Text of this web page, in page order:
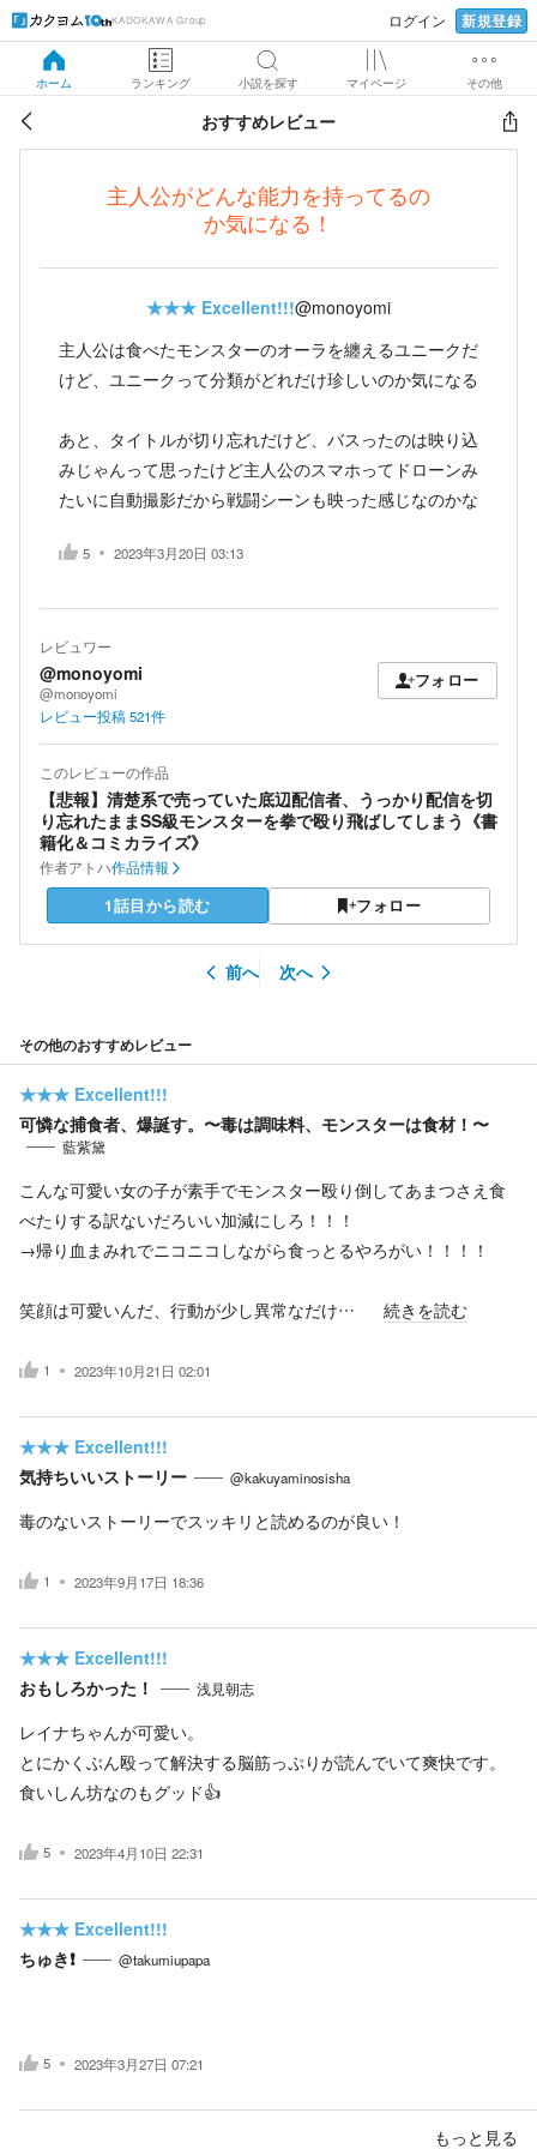
KADOKAWA Group ログイン 新規登録
ホーム ランキング 小説を探す マイページ その他
おすすめレビュー
主人公がどんな能力を持ってるの
か気になる！
★★★ Excellent!!!@monoyomi
主人公は食べたモンスターのオーラを纏えるユニークだ
けど、ユニークって分類がどれだけ珍しいのか気になる
あと、タイトルが切り忘れだけど、バスったのは映り込
みじゃんって思ったけど主人公のスマホってドローンみ
たいに自動撮影だから戦闘シーンも映った感じなのかな
5 2023年3月20日 03:13
レビュワー
@monoyomi
@monoyomi
フォロー
レビュー投稿521件
このレビューの作品
【悲報】清楚系で売っていた底辺配信者、うっかり配信を切
り忘れたままSS級モンスターを拳で殴り飛ばしてしまう《書
籍化＆コミカライズ》
作者アトハ作品情報
1話目から読む フォロー
前へ 次へ
その他のおすすめレビュー
★★★ Excellent!!!
可憐な捕食者、爆誕す。〜毒は調味料、モンスターは食材！〜
藍紫黛
こんな可愛い女の子が素手でモンスター殴り倒してあまつさえ食
べたりする訳ないだろいい加減にしろ！！！
→帰り血まみれでニコニコしながら食っとるやろがい！！！！
笑顔は可愛いんだ、行動が少し異常なだけ… 続きを読む
1 2023年10月21日 02:01
★★★ Excellent!!!
気持ちいいストーリー
@kakuyaminosisha
毒のないストーリーでスッキリと読めるのが良い！
1 2023年9月17日 18:36
★★★ Excellent!!!
おもしろかった！
浅見朝志
レイナちゃんが可愛い。
とにかくぶん殴って解決する脳筋っぷりが読んでいて爽快です。
食いしん坊なのもグッド👍
5 2023年4月10日 22:31
★★★ Excellent!!!
ちゅき❗
@takumiupapa
5 2023年3月27日 07:21
もっと見る